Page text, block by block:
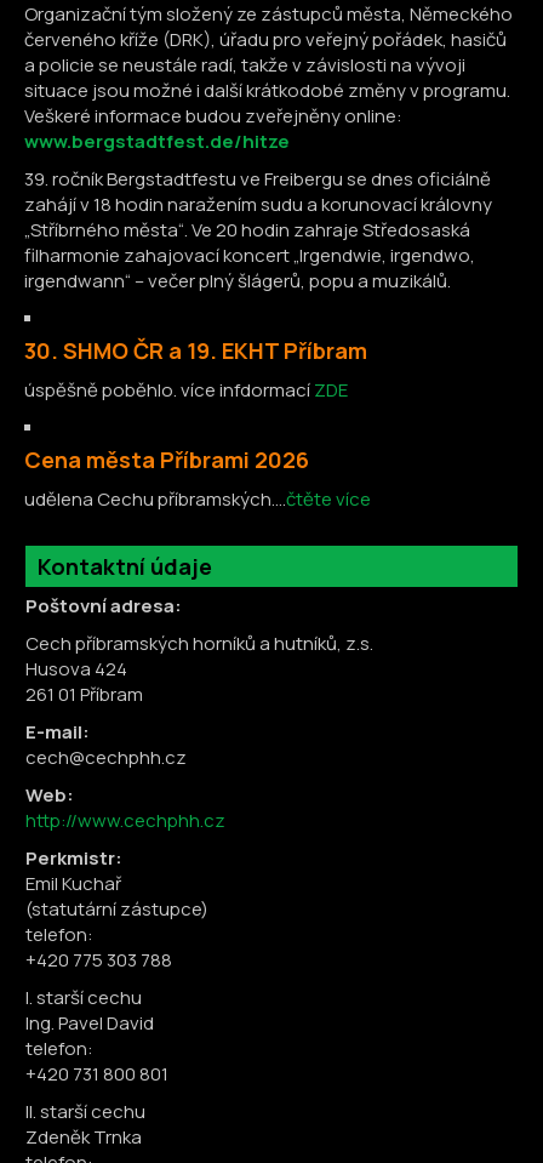
Organizační tým složený ze zástupců města, Německého
červeného kříže (DRK), úřadu pro veřejný pořádek, hasičů
a policie se neustále radí, takže v závislosti na vývoji
situace jsou možné i další krátkodobé změny v programu.
Veškeré informace budou zveřejněny online:
www.bergstadtfest.de/hitze
39. ročník Bergstadtfestu ve Freibergu se dnes oficiálně
zahájí v 18 hodin naražením sudu a korunovací královny
„Stříbrného města“. Ve 20 hodin zahraje Středosaská
filharmonie zahajovací koncert „Irgendwie, irgendwo,
irgendwann“ – večer plný šlágerů, popu a muzikálů.
30. SHMO ČR a 19. EKHT Příbram
úspěšně poběhlo. více infdormacíZDE
Cena města Příbrami 2026
udělena Cechu příbramských....čtěte více
Kontaktní údaje
Poštovní adresa:
Cech příbramských horníků a hutníků, z.s.
Husova 424
261 01 Příbram
E-mail:
cech@cechphh.cz
Web:
http://www.cechphh.cz
Perkmistr:
Emil Kuchař
(statutární zástupce)
telefon:
+420 775 303 788
I. starší cechu
Ing. Pavel David
telefon:
+420 731 800 801
II. starší cechu
Zdeněk Trnka